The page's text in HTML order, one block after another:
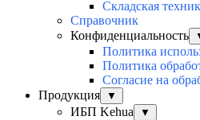
Складская
Справочник
Конфиденциальность
Политика
Политика
Согласие на
Продукция
▼
ИБП Kehua ▼